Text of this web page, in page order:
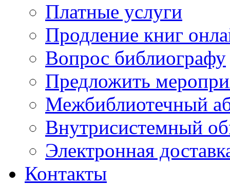
Платные услуги
Продление книг
Вопрос библиографу
Предложить
Межбиблиотечный
Внутрисистемный
Электронная
Контакты